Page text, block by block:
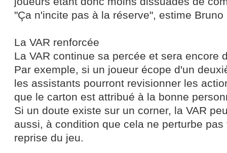
"Ça n'incite pas à la réserve", estime Bruno
La VAR renforcée
La VAR continue sa percée et sera encore
Par exemple, si un joueur écope d'un
les assistants pourront revisionner les
que le carton est attribué à la bonne
Si un doute existe sur un corner, la VAR
aussi, à condition que cela ne perturbe
reprise du jeu.